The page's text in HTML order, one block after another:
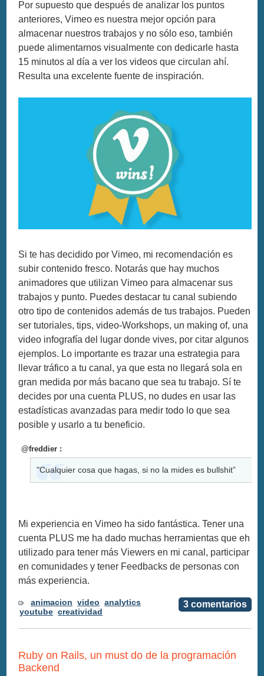
Por supuesto que después de analizar los puntos
anteriores, Vimeo es nuestra mejor opción para
almacenar nuestros trabajos y no sólo eso, también
puede alimentarnos visualmente con dedicarle hasta
15 minutos al día a ver los videos que circulan ahí.
Resulta una excelente fuente de inspiración.
Si te has decidido por Vimeo, mi recomendación es
subir contenido fresco. Notarás que hay muchos
animadores que utilizan Vimeo para almacenar sus
trabajos y punto. Puedes destacar tu canal subiendo
otro tipo de contenidos además de tus trabajos. Pueden
ser tutoriales, tips, video-Workshops, un making of, una
video infografía del lugar donde vives, por citar algunos
ejemplos. Lo importante es trazar una estrategia para
llevar tráfico a tu canal, ya que esta no llegará sola en
gran medida por más bacano que sea tu trabajo. Sí te
decides por una cuenta PLUS, no dudes en usar las
estadísticas avanzadas para medir todo lo que sea
posible y usarlo a tu beneficio.
@freddier :
"Cualquier cosa que hagas, si no la mides es bullshit”
Mi experiencia en Vimeo ha sido fantástica. Tener una
cuenta PLUS me ha dado muchas herramientas que eh
utilizado para tener más Viewers en mi canal, participar
en comunidades y tener Feedbacks de personas con
más experiencia.
3 comentarios
animacion video analytics
youtube creatividad
Ruby on Rails, un must do de la programación
Backend